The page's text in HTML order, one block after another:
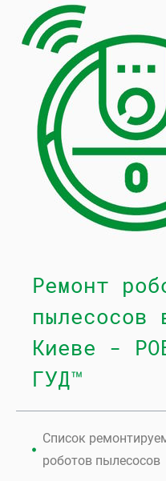
Ремонт
пылесосов
Киеве -
ГУД™
Список
роботов пылесосов